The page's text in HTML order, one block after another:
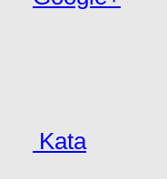
Kata